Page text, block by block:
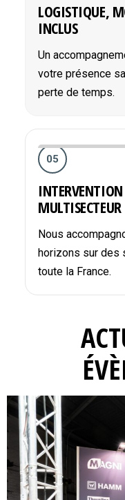
LOGISTIQUE,
INCLUS
Un
votre présence
perte de temps.
05
MULTISECTEUR
Nous
horizons sur des
toute la France.